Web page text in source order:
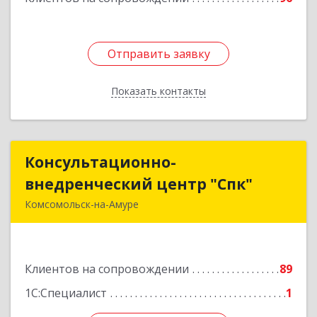
Отправить заявку
Показать контакты
Отправить заявку
Назад
Консультационно-
внедренческий центр "Спк"
Комсомольск-на-Амуре
Клиентов на сопровождении
89
1С:Специалист
1
Консультационно-
внедренческий центр "Спк"
Подробнее